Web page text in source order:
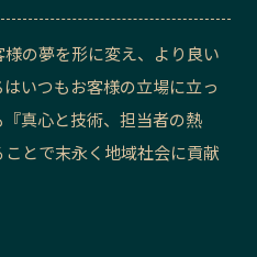
石川エリア
山梨エリア
岐阜エリア
愛知エリア
様の夢を形に変え、より良い
いつもお客様の立場に立っ
真心と技術、担当者の熱
とで末永く地域社会に貢献